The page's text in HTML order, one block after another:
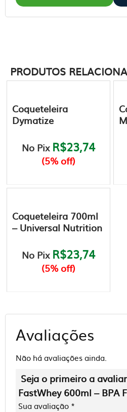
PRODUTOS
No Pix R$23,74
(5% off)
Coqueteleira
Dymatize
Este
produto
tem
variantes.
podem
escolhidas
na
produto
No Pix R$23,74
(5% off)
Coqueteleira 700ml
– Universal Nutrition
Avaliações
Não há avaliações ainda.
Seja o primeiro a
FastWhey 600ml – BPA
Sua avaliação *